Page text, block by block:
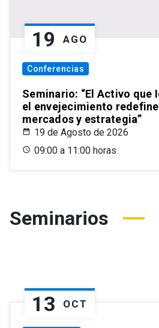
19 AGO
Conferencias
Seminario: “El Activo que
el envejecimiento
mercados y estrategia”
19 de Agosto de 2026
09:00 a 11:00 horas
Seminarios
13 OCT